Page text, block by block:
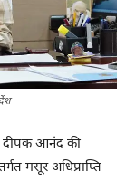
आनंद की
मसूर अधिप्राप्ति